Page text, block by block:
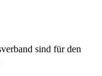
sind für den